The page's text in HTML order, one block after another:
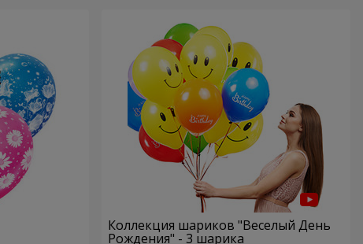
Коллекция шариков "Веселый День
Рождения" - 3 шарика